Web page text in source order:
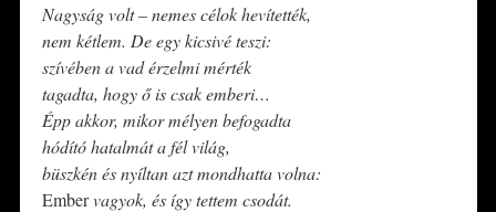
Nagyság volt – nemes célok hevítették,
nem kétlem. De egy kicsivé teszi:
szívében a vad érzelmi mérték
tagadta, hogy ő is csak emberi…
Épp akkor, mikor mélyen befogadta
hódító hatalmát a fél világ,
büszkén és nyíltan azt mondhatta volna:
Embervagyok, és így tettem csodát.